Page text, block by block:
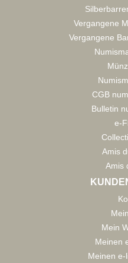
Vergangene
Vergangene
CGB
Bulletin
e-
Amis
Amis
Mein
Meinen
Meinen e-